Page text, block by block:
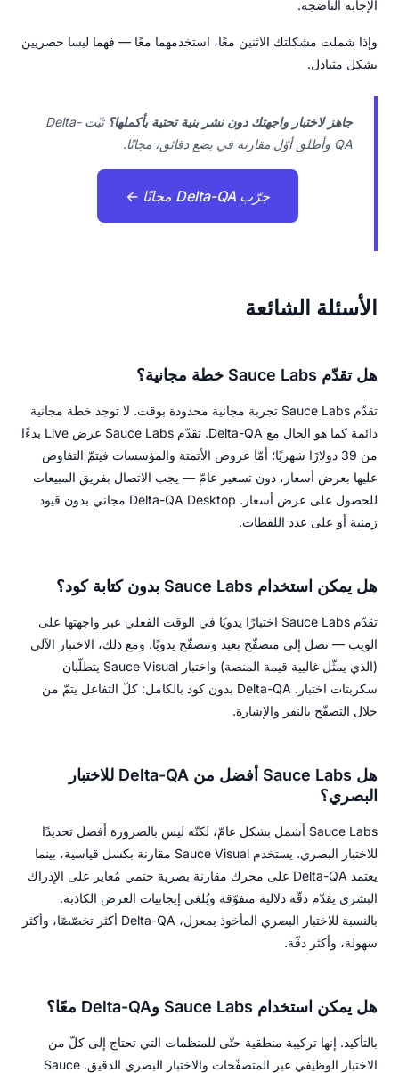
الإجابة الناضجة.
وإذا شملت مشكلتك الاثنين معًا، استخدمهما معًا — فهما ليسا حصريين
بشكل متبادل.
جاهز لاختبار واجهتك دون نشر بنية تحتية بأكملها؟
ثبّت Delta-
QA وأطلق أوّل مقارنة في بضع دقائق، مجانًا.
جرّب Delta-QA مجانًا ←
الأسئلة الشائعة
هل تقدّم Sauce Labs خطة مجانية؟
تقدّم Sauce Labs تجربة مجانية محدودة بوقت. لا توجد خطة مجانية
دائمة كما هو الحال مع Delta-QA. تقدّم Sauce Labs عرض Live بدءًا
من 39 دولارًا شهريًا؛ أمّا عروض الأتمتة والمؤسسات فيتمّ التفاوض
عليها بعرض أسعار، دون تسعير عامّ — يجب الاتصال بفريق المبيعات
للحصول على عرض أسعار. Delta-QA Desktop مجاني بدون قيود
زمنية أو على عدد اللقطات.
هل يمكن استخدام Sauce Labs بدون كتابة كود؟
تقدّم Sauce Labs اختبارًا يدويًا في الوقت الفعلي عبر واجهتها على
الويب — تصل إلى متصفّح بعيد وتتصفّح يدويًا. ومع ذلك، الاختبار الآلي
(الذي يمثّل غالبية قيمة المنصة) واختبار Sauce Visual يتطلّبان
سكربتات اختبار. Delta-QA بدون كود بالكامل: كلّ التفاعل يتمّ من
خلال التصفّح بالنقر والإشارة.
هل Sauce Labs أفضل من Delta-QA للاختبار
البصري؟
Sauce Labs أشمل بشكل عامّ، لكنّه ليس بالضرورة أفضل تحديدًا
للاختبار البصري. يستخدم Sauce Visual مقارنة بكسل قياسية، بينما
يعتمد Delta-QA على محرك مقارنة بصرية حتمي مُعاير على الإدراك
البشري يقدّم دقّة دلالية متفوّقة ويُلغي إيجابيات العرض الكاذبة.
بالنسبة للاختبار البصري المأخوذ بمعزل، Delta-QA أكثر تخصّصًا، وأكثر
سهولة، وأكثر دقّة.
هل يمكن استخدام Sauce Labs وDelta-QA معًا؟
بالتأكيد. إنها تركيبة منطقية حتّى للمنظمات التي تحتاج إلى كلّ من
الاختبار الوظيفي عبر المتصفّحات والاختبار البصري الدقيق. Sauce